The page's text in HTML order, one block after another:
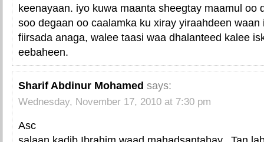
keenayaan. iyo kuwa maanta sheegtay maamul oo
soo degaan oo caalamka ku xiray yiraahdeen waan
fiirsada anaga, walee taasi waa dhalanteed kalee
eebaheen.
Sharif Abdinur Mohamed says:
Wednesday, November 17, 2010 at 7:30 pm
Asc